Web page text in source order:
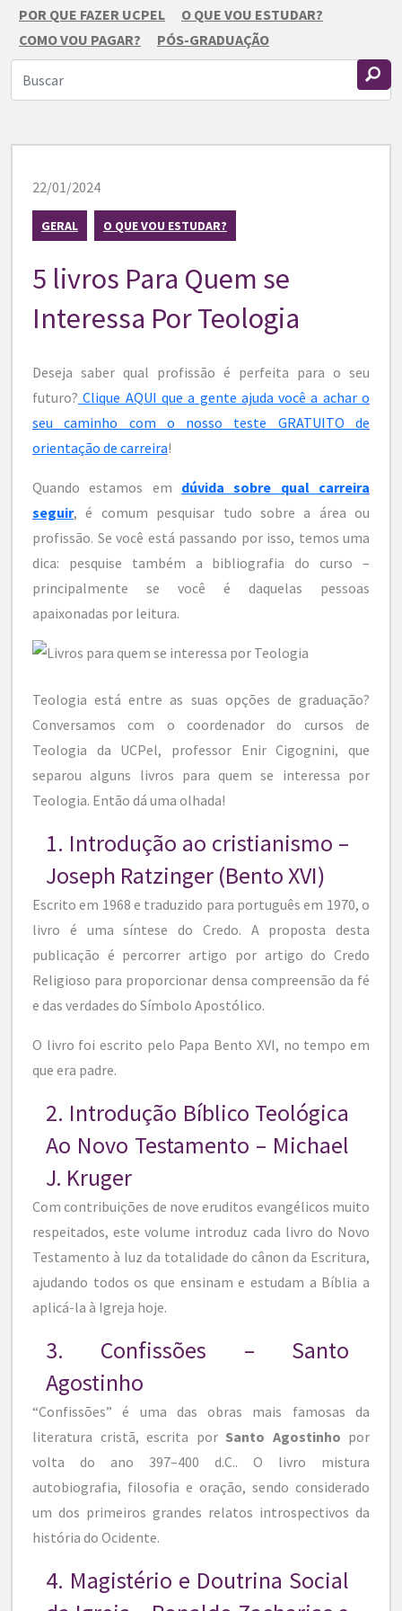
POR QUE FAZER UCPEL
O QUE VOU ESTUDAR?
COMO VOU PAGAR?
PÓS-GRADUAÇÃO
22/01/2024
GERAL O QUE VOU ESTUDAR?
5 livros Para Quem se
Interessa Por Teologia
Deseja saber qual profissão é perfeita para o seu
futuro? Clique AQUI que a gente ajuda você a achar o
seu caminho com o nosso teste GRATUITO de
orientação de carreira!
Quando estamos em dúvida sobre qual carreira
seguir, é comum pesquisar tudo sobre a área ou
profissão. Se você está passando por isso, temos uma
dica: pesquise também a bibliografia do curso –
principalmente se você é daquelas pessoas
apaixonadas por leitura.
Teologia está entre as suas opções de graduação?
Conversamos com o coordenador do cursos de
Teologia da UCPel, professor Enir Cigognini, que
separou alguns livros para quem se interessa por
Teologia. Então dá uma olhada!
1. Introdução ao cristianismo –
Joseph Ratzinger (Bento XVI)
Escrito em 1968 e traduzido para português em 1970, o
livro é uma síntese do Credo. A proposta desta
publicação é percorrer artigo por artigo do Credo
Religioso para proporcionar densa compreensão da fé
e das verdades do Símbolo Apostólico.
O livro foi escrito pelo Papa Bento XVI, no tempo em
que era padre.
2. Introdução Bíblico Teológica
Ao Novo Testamento – Michael
J. Kruger
Com contribuições de nove eruditos evangélicos muito
respeitados, este volume introduz cada livro do Novo
Testamento à luz da totalidade do cânon da Escritura,
ajudando todos os que ensinam e estudam a Bíblia a
aplicá-la à Igreja hoje.
3. Confissões – Santo
Agostinho
“Confissões” é uma das obras mais famosas da
literatura cristã, escrita por Santo Agostinho por
volta do ano 397–400 d.C.. O livro mistura
autobiografia, filosofia e oração, sendo considerado
um dos primeiros grandes relatos introspectivos da
história do Ocidente.
4. Magistério e Doutrina Social